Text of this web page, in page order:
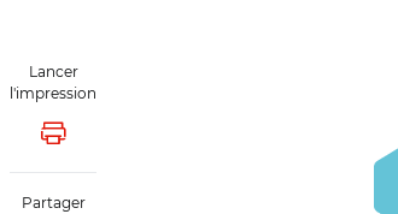
Lancer
l'impression
Lancer l'impression
Partager